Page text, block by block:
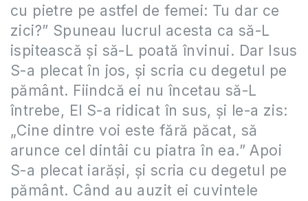
cu pietre pe astfel de femei: Tu dar ce
zici?” Spuneau lucrul acesta ca să-L
ispitească și să-L poată învinui. Dar Isus
S-a plecat în jos, și scria cu degetul pe
pământ. Fiindcă ei nu încetau să-L
întrebe, El S-a ridicat în sus, și le-a zis:
„Cine dintre voi este fără păcat, să
arunce cel dintâi cu piatra în ea.” Apoi
S-a plecat iarăși, și scria cu degetul pe
pământ. Când au auzit ei cuvintele